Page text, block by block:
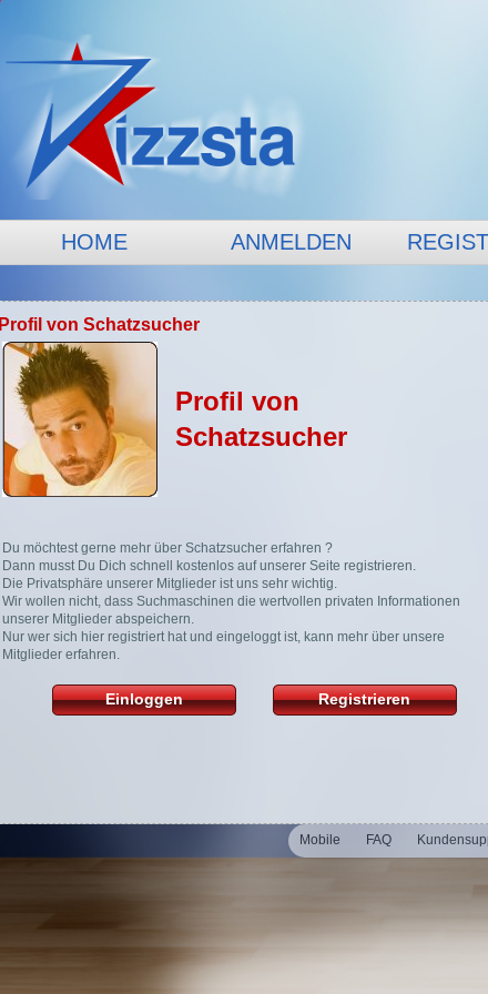
HOME ANMELDEN
Profil von Schatzsucher
Profil von
Schatzsucher
Du möchtest gerne mehr über Schatzsucher erfahren ?
Dann musst Du Dich schnell kostenlos auf unserer Seite registrieren.
Die Privatsphäre unserer Mitglieder ist uns sehr wichtig.
Wir wollen nicht, dass Suchmaschinen die wertvollen privaten Informationen
unserer Mitglieder abspeichern.
Nur wer sich hier registriert hat und eingeloggt ist, kann mehr über unsere
Mitglieder erfahren.
Einloggen Registrieren
Mobile FAQ